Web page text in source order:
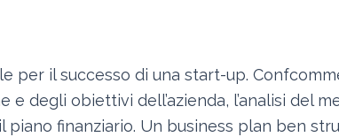
per il successo di una start-up.
e degli obiettivi dell’azienda, l’analisi del
piano finanziario. Un business plan ben